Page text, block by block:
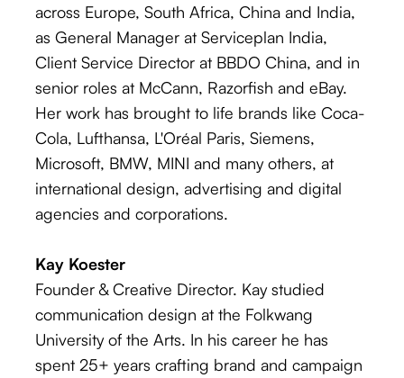
across Europe, South Africa, China and India,
as General Manager at Serviceplan India,
Client Service Director at BBDO China, and in
senior roles at McCann, Razorfish and eBay.
Her work has brought to life brands like Coca-
Cola, Lufthansa, L'Oréal Paris, Siemens,
Microsoft, BMW, MINI and many others, at
international design, advertising and digital
agencies and corporations.
Kay Koester
Founder & Creative Director. Kay studied
communication design at the Folkwang
University of the Arts. In his career he has
spent 25+ years crafting brand and campaign